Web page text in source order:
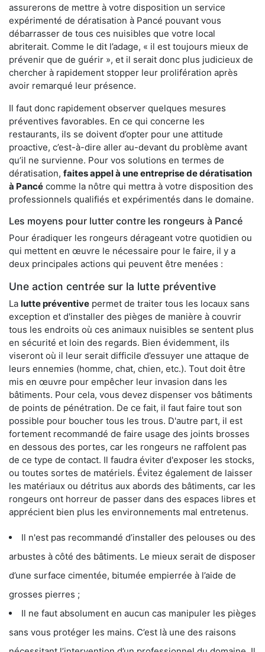
assurerons de mettre à votre disposition un service
expérimenté de dératisation à Pancé pouvant vous
débarrasser de tous ces nuisibles que votre local
abriterait. Comme le dit l’adage, « il est toujours mieux de
prévenir que de guérir », et il serait donc plus judicieux de
chercher à rapidement stopper leur prolifération après
avoir remarqué leur présence.
Il faut donc rapidement observer quelques mesures
préventives favorables. En ce qui concerne les
restaurants, ils se doivent d’opter pour une attitude
proactive, c’est-à-dire aller au-devant du problème avant
qu’il ne survienne. Pour vos solutions en termes de
dératisation, faites appel à une entreprise de dératisation
à Pancé comme la nôtre qui mettra à votre disposition des
professionnels qualifiés et expérimentés dans le domaine.
Les moyens pour lutter contre les rongeurs à Pancé
Pour éradiquer les rongeurs dérageant votre quotidien ou
qui mettent en œuvre le nécessaire pour le faire, il y a
deux principales actions qui peuvent être menées :
Une action centrée sur la lutte préventive
La lutte préventive permet de traiter tous les locaux sans
exception et d'installer des pièges de manière à couvrir
tous les endroits où ces animaux nuisibles se sentent plus
en sécurité et loin des regards. Bien évidemment, ils
viseront où il leur serait difficile d’essuyer une attaque de
leurs ennemies (homme, chat, chien, etc.). Tout doit être
mis en œuvre pour empêcher leur invasion dans les
bâtiments. Pour cela, vous devez dispenser vos bâtiments
de points de pénétration. De ce fait, il faut faire tout son
possible pour boucher tous les trous. D'autre part, il est
fortement recommandé de faire usage des joints brosses
en dessous des portes, car les rongeurs ne raffolent pas
de ce type de contact. Il faudra éviter d'exposer les stocks,
ou toutes sortes de matériels. Évitez également de laisser
les matériaux ou détritus aux abords des bâtiments, car les
rongeurs ont horreur de passer dans des espaces libres et
apprécient bien plus les environnements mal entretenus.
Il n'est pas recommandé d’installer des pelouses ou des
arbustes à côté des bâtiments. Le mieux serait de disposer
d’une surface cimentée, bitumée empierrée à l’aide de
grosses pierres ;
Il ne faut absolument en aucun cas manipuler les pièges
sans vous protéger les mains. C’est là une des raisons